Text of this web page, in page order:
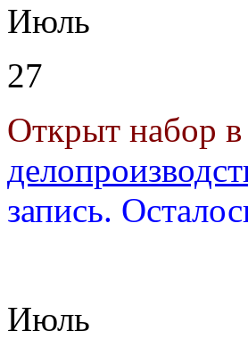
Июль
27
Открыт набор
запись.
Июль